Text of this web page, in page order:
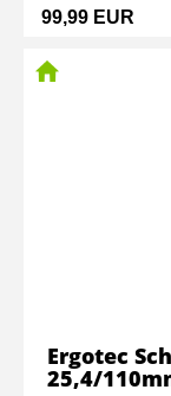
99,99 EUR
Ergotec
25,4/